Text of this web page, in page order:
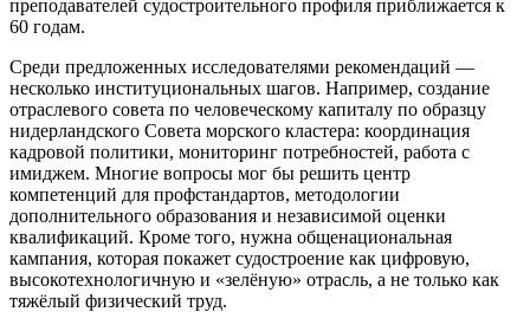
преподавателей судостроительного профиля приближается к
60 годам.
Среди предложенных исследователями рекомендаций —
несколько институциональных шагов. Например, создание
отраслевого совета по человеческому капиталу по образцу
нидерландского Совета морского кластера: координация
кадровой политики, мониторинг потребностей, работа с
имиджем. Многие вопросы мог бы решить центр
компетенций для профстандартов, методологии
дополнительного образования и независимой оценки
квалификаций. Кроме того, нужна общенациональная
кампания, которая покажет судостроение как цифровую,
высокотехнологичную и «зелёную» отрасль, а не только как
тяжёлый физический труд.